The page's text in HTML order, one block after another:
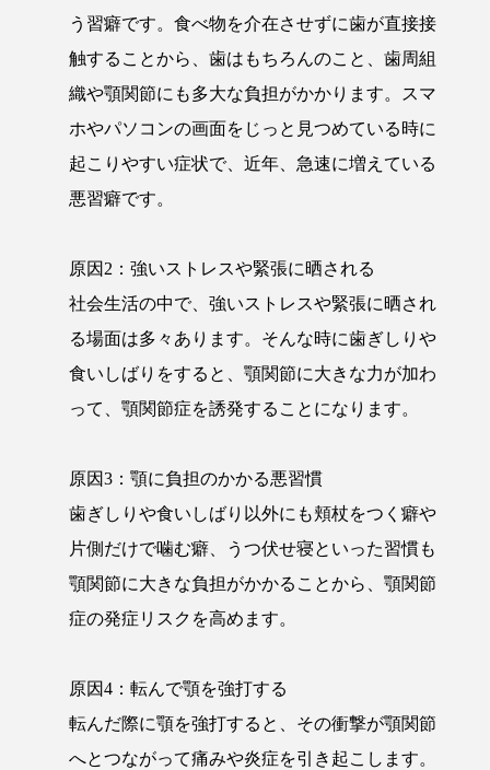
う習癖です。食べ物を介在させずに歯が直接接
触することから、歯はもちろんのこと、歯周組
織や顎関節にも多大な負担がかかります。スマ
ホやパソコンの画面をじっと見つめている時に
起こりやすい症状で、近年、急速に増えている
悪習癖です。
原因2：強いストレスや緊張に晒される
社会生活の中で、強いストレスや緊張に晒され
る場面は多々あります。そんな時に歯ぎしりや
食いしばりをすると、顎関節に大きな力が加わ
って、顎関節症を誘発することになります。
原因3：顎に負担のかかる悪習慣
歯ぎしりや食いしばり以外にも頬杖をつく癖や
片側だけで噛む癖、うつ伏せ寝といった習慣も
顎関節に大きな負担がかかることから、顎関節
症の発症リスクを高めます。
原因4：転んで顎を強打する
転んだ際に顎を強打すると、その衝撃が顎関節
へとつながって痛みや炎症を引き起こします。